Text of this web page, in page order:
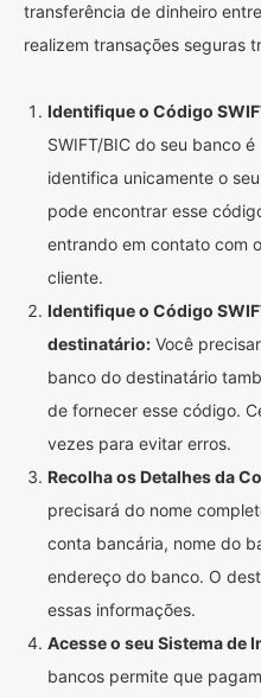
transferência de dinheiro
realizem transações seguras
Identifique o Código
SWIFT/BIC do seu banco
identifica unicamente o
pode encontrar esse
entrando em contato com
cliente.
Identifique o Código
destinatário: Você
banco do destinatário
de fornecer esse código.
vezes para evitar erros.
Recolha os Detalhes da
precisará do nome
conta bancária, nome do
endereço do banco. O
essas informações.
Acesse o seu Sistema de
bancos permite que